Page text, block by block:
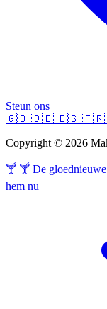
Steun ons
🇬🇧 🇩🇪 🇪🇸 🇫🇷
Copyright © 2026
🍸 🍸 De
hem nu